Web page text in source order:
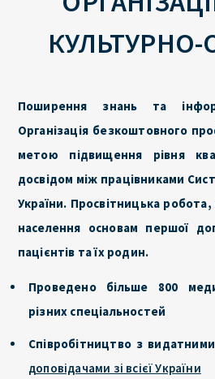
КУЛЬТУРНО-
Поширення знань та
Організація безкоштовного
метою підвищення рівня
досвідом між працівниками
України. Просвітницька робота,
населення основам першої
пацієнтів та їх родин.
Проведено більше 800
різних спеціальностей
Співробітництво з
доповідачами зі всієї України